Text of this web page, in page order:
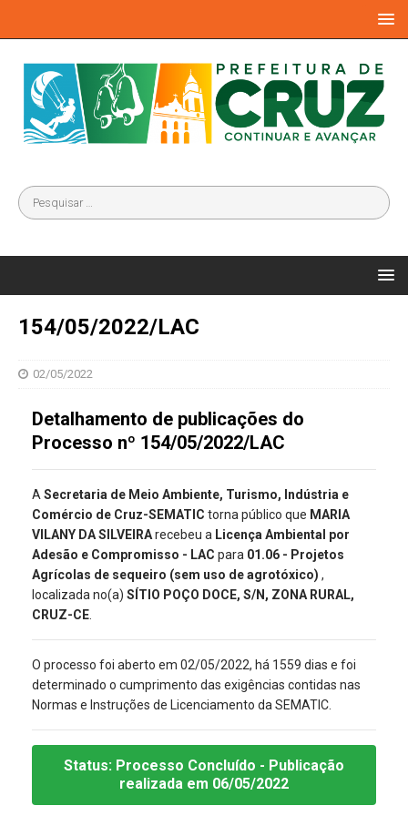
154/05/2022/LAC
02/05/2022
Detalhamento de publicações do
Processo nº 154/05/2022/LAC
A Secretaria de Meio Ambiente, Turismo, Indústria e
Comércio de Cruz-SEMATIC torna público que MARIA
VILANY DA SILVEIRArecebeu a Licença Ambiental por
Adesão e Compromisso - LAC para 01.06 - Projetos
Agrícolas de sequeiro (sem uso de agrotóxico) ,
localizada no(a) SÍTIO POÇO DOCE, S/N, ZONA RURAL,
CRUZ-CE
O processo foi aberto em 02/05/2022, há 1559 dias e foi
determinado o cumprimento das exigências contidas nas
Normas e Instruções de Licenciamento da SEMATIC.
Status: Processo Concluído - Publicação
realizada em 06/05/2022